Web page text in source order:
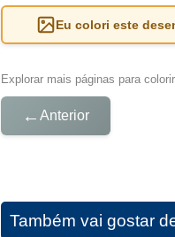
Eu colori este
Explorar mais páginas para
← Anterior
Também vai gostar